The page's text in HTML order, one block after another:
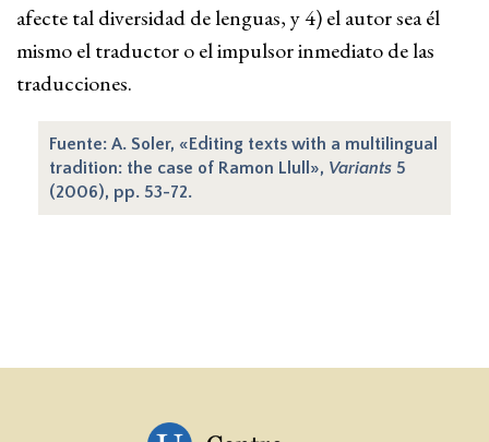
afecte tal diversidad de lenguas, y 4) el autor sea él
mismo el traductor o el impulsor inmediato de las
traducciones.
Fuente: A. Soler, «Editing texts with a multilingual
tradition: the case of Ramon Llull», Variants 5
(2006), pp. 53-72.